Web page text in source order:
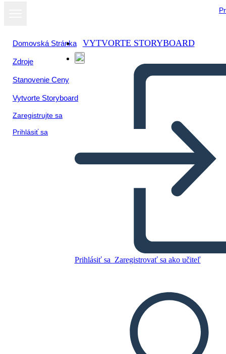
Domovská Stránka
Zdroje
Stanovenie Ceny
Vytvorte Storyboard
Zaregistrujte sa
Prihlásiť sa
VYTVORTE STORYBOARD
Prihlásiť sa Zaregistrovať sa ako učiteľ
PREHRAŤ PREZENTÁCIU
ČÍTAJ MI
Zobraziť ako
prezentáciu